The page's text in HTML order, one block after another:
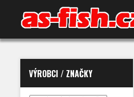
VÝROBCI / ZNAČKY